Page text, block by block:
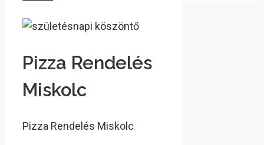
Pizza Rendelés
Miskolc
Pizza Rendelés Miskolc